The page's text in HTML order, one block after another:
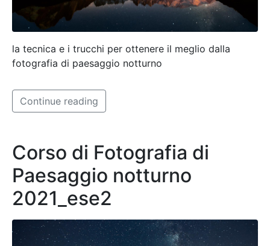
la tecnica e i trucchi per ottenere il meglio dalla
fotografia di paesaggio notturno
Continue reading
Corso di Fotografia di
Paesaggio notturno
2021_ese2